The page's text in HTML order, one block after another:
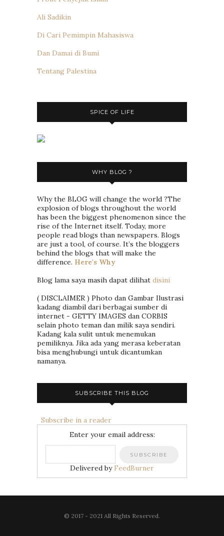
Ali Sadikin
Di Cari Pemimpin Mahasiswa
Dan Damai di Bumi
Tentang Palestina
SPICE OF LIFE
WHY BLOG ?
Why the BLOG will change the world ?The
explosion of blogs throughout the world
has been the biggest phenomenon since the
rise of the Internet itself. Today, more
people read blogs than newspapers. Blogs
are just a tool, of course. It’s the bloggers
behind the blogs that will make the
difference. Here's Why
Blog lama saya masih dapat dilihat disini
( DISCLAIMER ) Photo dan Gambar Ilustrasi
kadang diambil dari berbagai sumber di
internet - GETTY IMAGES dan CORBIS
selain photo teman dan milik saya sendiri.
Kadang kala sulit untuk menemukan
pemiliknya. Jika ada yang merasa keberatan
bisa menghubungi untuk dicantumkan
namanya.
SUBSCRIBE THIS BLOG
Subscribe in a reader
Enter your email address:
Delivered by FeedBurner
© 2017 - 2021 All Rights Reserved.